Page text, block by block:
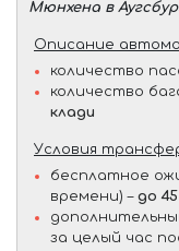
Мюнхена в
Описание
количество
количество
клади
Условия
бесплатное
времени) – до
за целый час